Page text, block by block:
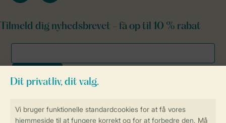
Sikker og hurtig online booking
Tilmeld dig nyhedsbrevet - få op til 10 % rabat